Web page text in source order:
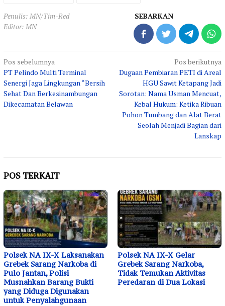
Penulis: MN/Tim-Red
Editor: MN
SEBARKAN
Navigasi
pos
Pos sebelumnya
PT Pelindo Multi Terminal
Senergi Jaga Lingkungan “Bersih
Sehat Dan Berkesinambungan
Dikecamatan Belawan
Pos berikutnya
Dugaan Pembiaran PETI di Areal
HGU Sawit Ketapang Jadi
Sorotan: Nama Usman Mencuat,
Kebal Hukum: Ketika Ribuan
Pohon Tumbang dan Alat Berat
Seolah Menjadi Bagian dari
Lanskap
POS TERKAIT
Polsek NA IX-X Laksanakan
Grebek Sarang Narkoba di
Pulo Jantan, Polisi
Musnahkan Barang Bukti
yang Diduga Digunakan
untuk Penyalahgunaan
Polsek NA IX-X Gelar
Grebek Sarang Narkoba,
Tidak Temukan Aktivitas
Peredaran di Dua Lokasi